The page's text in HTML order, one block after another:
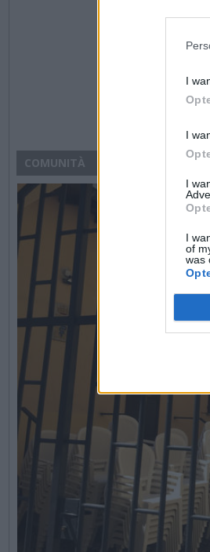
I
I
I
I
of
was
COMUNITÀ